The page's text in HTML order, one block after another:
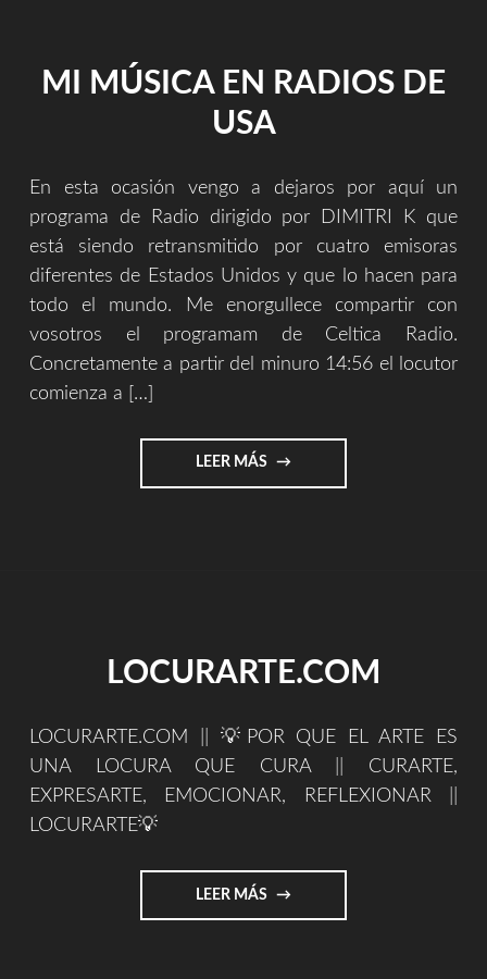
POR
PARDO
MI MÚSICA EN RADIOS DE
USA
En esta ocasión vengo a dejaros por aquí un
programa de Radio dirigido por DIMITRI K que
está siendo retransmitido por cuatro emisoras
diferentes de Estados Unidos y que lo hacen para
todo el mundo. Me enorgullece compartir con
vosotros el programam de Celtica Radio.
Concretamente a partir del minuro 14:56 el locutor
comienza a […]
LEER MÁS "MI
MÚSICA
LOCURARTE.COM
LOCURARTE.COM || 💡POR QUE EL ARTE ES
UNA LOCURA QUE CURA || CURARTE,
EXPRESARTE, EMOCIONAR, REFLEXIONAR ||
LOCURARTE💡
LEER MÁS "LOCURARTE.COM"